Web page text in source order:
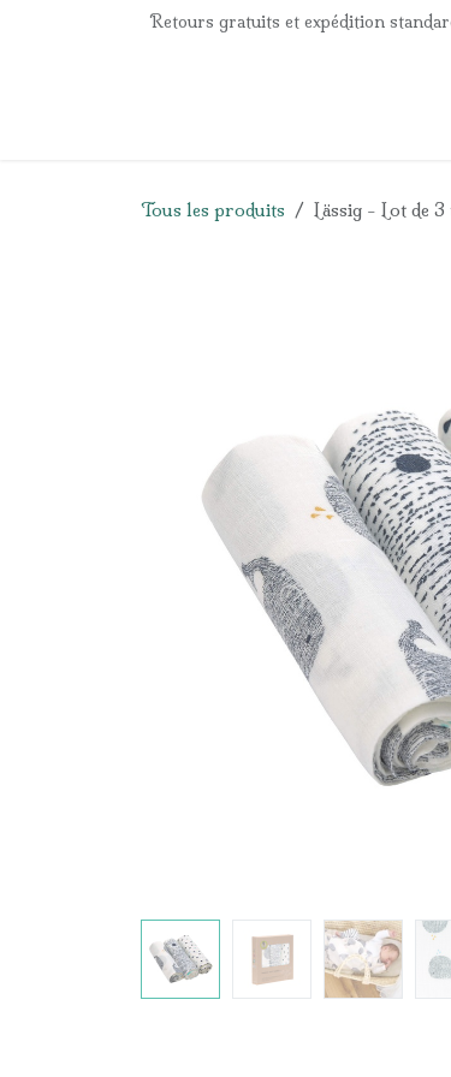
Se rendre au contenuRetours gratuits et expédition
Tous les produits Lässig - Lot de